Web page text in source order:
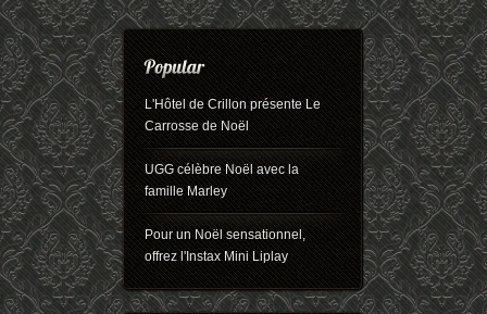
L'Hôtel de Crillon présente Le
Carrosse de Noël
UGG célèbre Noël avec la
famille Marley
Pour un Noël sensationnel,
offrez l'Instax Mini Liplay